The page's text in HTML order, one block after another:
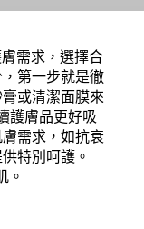
需求，選擇合
第一步就是徹
或清潔面膜來
護膚品更好吸
需求，如抗衰
特別呵護。
。